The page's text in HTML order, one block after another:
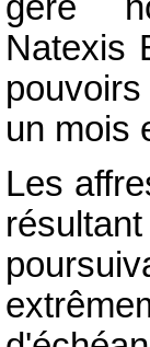
Natexis
un mois
Les